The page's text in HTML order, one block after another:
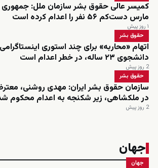
کمیسر عالی حقوق بشر سازمان ملل: جمهوری
مارس دست‌کم ۵۶ نفر را اعدام کرده است
۱ روز پیش
حقوق بشر
اتهام «محاربه» برای چند استوری
دانشجوی ۲۳ ساله، در خطر اعدام است
2 روز پیش
حقوق بشر
سازمان حقوق بشر ایران: مهدی روشنی،
در ملکشاهی، زیر شکنجه به اعدام محکوم
2 روز پیش
جهان
جهان